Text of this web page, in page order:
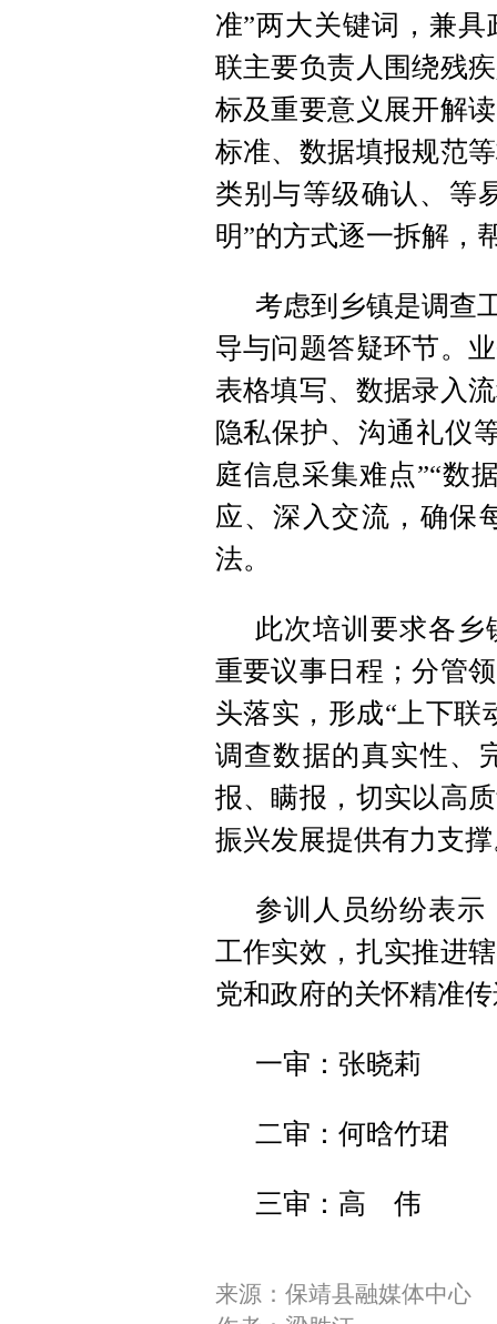
准”两大关键词，兼
联主要负责人围绕残
标及重要意义展开解
标准、数据填报规范
类别与等级确认、等
明”的方式逐一拆解，
考虑到乡镇是调查
导与问题答疑环节。
表格填写、数据录入
隐私保护、沟通礼仪
庭信息采集难点”“数
应、深入交流，确保
法。
此次培训要求各
重要议事日程；分管
头落实，形成“上下联
调查数据的真实性、
报、瞒报，切实以高
振兴发展提供有力支
参训人员纷纷表示
工作实效，扎实推进
党和政府的关怀精准
一审：张晓莉
二审：何晗竹珺
三审：高 伟
来源：保靖县融媒体中心